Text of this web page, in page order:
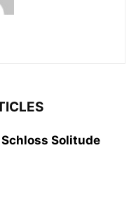
Solitude